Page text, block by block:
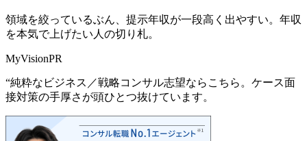
領域を絞っているぶん、提示年収が一段高く出やすい。年収
を本気で上げたい人の切り札。
MyVisionPR
“純粋なビジネス／戦略コンサル志望ならこちら。ケース面
接対策の手厚さが頭ひとつ抜けています。